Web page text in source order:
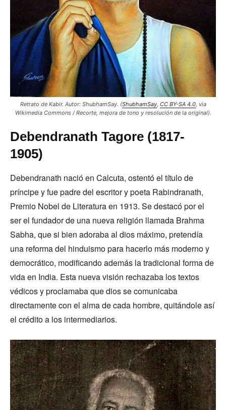
Retrato de Kabir. Autor: ShubhamSay. (ShubhamSay, CC BY-SA 4.0, via
Wikimedia Commons / Recorte, mejora de tono y resolución de la original).
Debendranath Tagore (1817-
1905)
Debendranath nació en Calcuta, ostentó el título de
príncipe y fue padre del escritor y poeta Rabindranath,
Premio Nobel de Literatura en 1913. Se destacó por el
ser el fundador de una nueva religión llamada Brahma
Sabha, que si bien adoraba al dios máximo, pretendía
una reforma del hinduismo para hacerlo más moderno y
democrático, modificando además la tradicional forma de
vida en India. Esta nueva visión rechazaba los textos
védicos y proclamaba que dios se comunicaba
directamente con el alma de cada hombre, quitándole así
el crédito a los intermediarios.